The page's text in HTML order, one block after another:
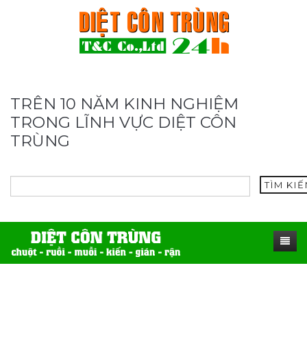
TRÊN 10 NĂM KINH NGHIỆM
TRONG LĨNH VỰC DIỆT CÔN
TRÙNG
TÌM